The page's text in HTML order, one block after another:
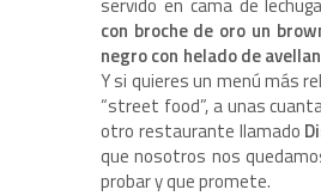
con broche de oro un
negro con helado de
Y si quieres un menú más
“street food”, a unas
otro restaurante llamado
que nosotros nos
probar y que promete.